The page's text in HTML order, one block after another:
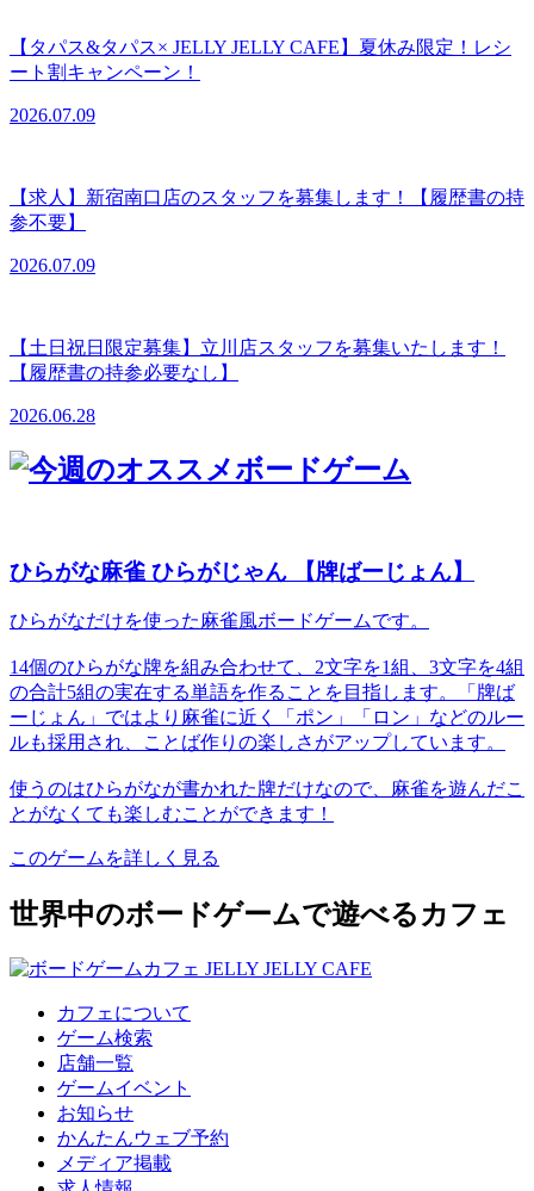
【タパス&タパス× JELLY JELLY CAFE】夏休み限定！レシ
ート割キャンペーン！
2026.07.09
【求人】新宿南口店のスタッフを募集します！【履歴書の持
参不要】
2026.07.09
【土日祝日限定募集】立川店スタッフを募集いたします！
【履歴書の持参必要なし】
2026.06.28
ひらがな麻雀 ひらがじゃん 【牌ばーじょん】
ひらがなだけを使った麻雀風ボードゲームです。
14個のひらがな牌を組み合わせて、2文字を1組、3文字を4組
の合計5組の実在する単語を作ることを目指します。「牌ば
ーじょん」ではより麻雀に近く「ポン」「ロン」などのルー
ルも採用され、ことば作りの楽しさがアップしています。
使うのはひらがなが書かれた牌だけなので、麻雀を遊んだこ
とがなくても楽しむことができます！
このゲームを詳しく見る
世界中のボードゲームで遊べるカフェ
カフェについて
ゲーム検索
店舗一覧
ゲームイベント
お知らせ
かんたんウェブ予約
メディア掲載